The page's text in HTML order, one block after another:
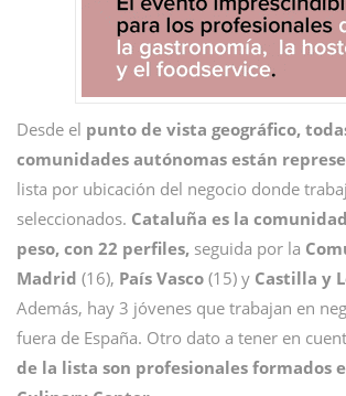
Desde el punto de vista geográfico,
comunidades autónomas están
lista por ubicación del negocio donde
seleccionados. Cataluña es la
peso, con 22 perfiles, seguida por la
Madrid (16), País Vasco (15) y Castilla y
Además, hay 3 jóvenes que trabajan en
fuera de España. Otro dato a tener en
de la lista son profesionales formados